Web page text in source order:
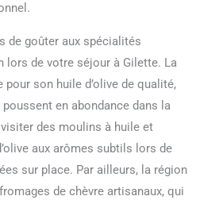
de goûter aux spécialités
lors de votre séjour à Gilette. La
son huile d’olive de qualité,
en abondance dans la
des moulins à huile et
aux arômes subtils lors de
sur place. Par ailleurs, la région
de chèvre artisanaux, qui